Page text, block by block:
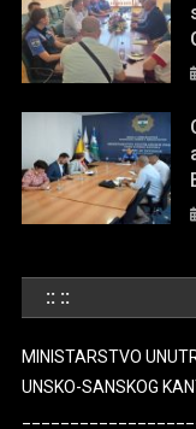
:: ::
MINISTARSTVO
UNSKO-SANSKOG